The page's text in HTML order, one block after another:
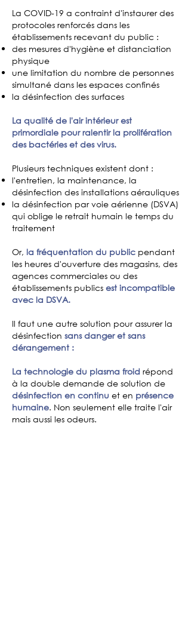
La COVID-19 a contraint d'instaurer des
protocoles renforcés dans les
établissements recevant du public :
des mesures d'hygiène et distanciation
physique
une limitation du nombre de personnes
simultané dans les espaces confinés
la désinfection des surfaces
La qualité de l'air intérieur est
primordiale pour ralentir la prolifération
des bactéries et des virus.
Plusieurs techniques existent dont :
l'entretien, la maintenance, la
désinfection des installations aérauliques
la désinfection par voie aérienne (DSVA)
qui oblige le retrait humain le temps du
traitement
Or, la fréquentation du public pendant
les heures d'ouverture des magasins, des
agences commerciales ou des
établissements publics est incompatible
avec la DSVA.
Il faut une autre solution pour assurer la
désinfection sans danger et sans
dérangement :
La technologie du plasma froid répond
à la double demande de solution de
désinfection en continu et en présence
humaine. Non seulement elle traite l'air
mais aussi les odeurs.